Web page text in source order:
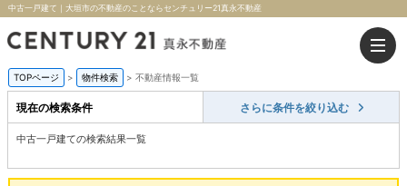
中古一戸建て｜大垣市の不動産のことならセンチュリー21真永不動産
TOPページ > 物件検索 > 不動産情報一覧
現在の検索条件 さらに条件を絞り込む
中古一戸建ての検索結果一覧